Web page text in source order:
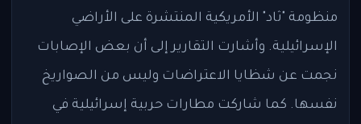
منظومة "ثاد" الأمريكية المنتشرة على الأراضي
الإسرائيلية. وأشارت التقارير إلى أن بعض الإصابات
نجمت عن شظايا الاعتراضات وليس من الصواريخ
نفسها. كما شاركت مطارات حربية إسرائيلية في